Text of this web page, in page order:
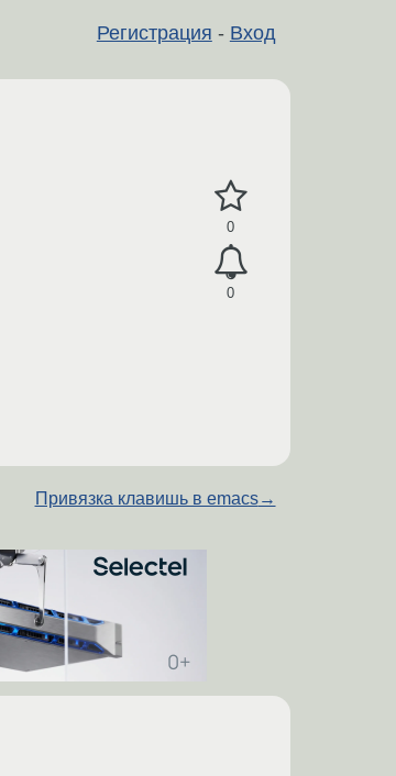
Регистрация - Вход
0
0
Привязка клавишь в emacs→